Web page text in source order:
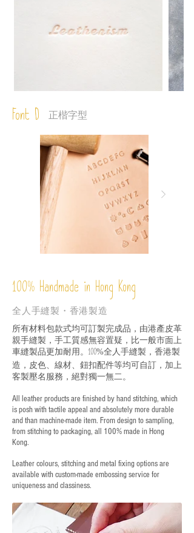
Font D 正楷字型
100% Handmade in Hong Kong
全人手縫製・香港製造
所有材料包款式均可訂製完成品，由港產皮革
親手縫製，手工質感無容置疑，比一般市面上
車縫製品更加耐用。 100%全人手縫製，香港製
造，皮色、線材、鈕扣配件等均可自訂，加上
客製壓名服務，絕對獨一無二。
All leather products are finished by hand stitching, which
is posh with tactile appeal and absolutely more durable
and than machine-made item. From design to sampling,
from stitching to packaging, all 100% made in Hong
Kong.
Leather colours, stitching and metal fixing options are
available with custom-made embossing service for
uniqueness and classiness.